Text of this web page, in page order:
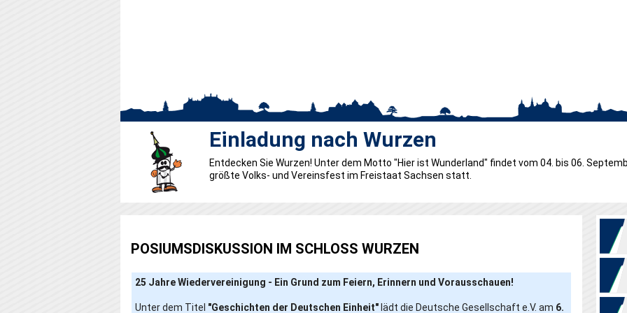
Einladung nach Wurzen
Entdecken Sie Wurzen! Unter dem Motto "Hier ist Wunderland" findet vom 04. bis 06.
größte Volks- und Vereinsfest im Freistaat Sachsen statt.
Wurzen - "Hier ist Wunderland" Tag der
Entdecken Sie Wurzen! Unter dem Motto "Hier ist Wunderland" findet vom 04. bis 06.
größte Volks- und Vereinsfest im Freistaat Sachsen statt.
„WIR sind Tag der Sachsen 2015 – Sei ein
Rund 400 Vereine sind dabei, über 100 Gastronomen, zahlreiche Handwerker, Firmen und
2015" bunt. Auf 14 Bühnen spielen Stars und Sternchen, singen Chöre oder tanzen
POSIUMSDISKUSSION IM SCHLOSS WURZEN
25 Jahre Wiedervereinigung - Ein Grund zum Feiern, Erinnern und Vorausschauen!
Unter dem Titel "Geschichten der Deutschen Einheit" lädt die Deutsche Gesellschaft e.V. am 6.